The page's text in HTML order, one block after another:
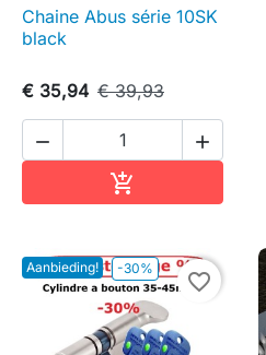
Chaine Abus série 10SK
black
€ 35,94 € 39,93
 

Aanbieding! -30%
favorite_border